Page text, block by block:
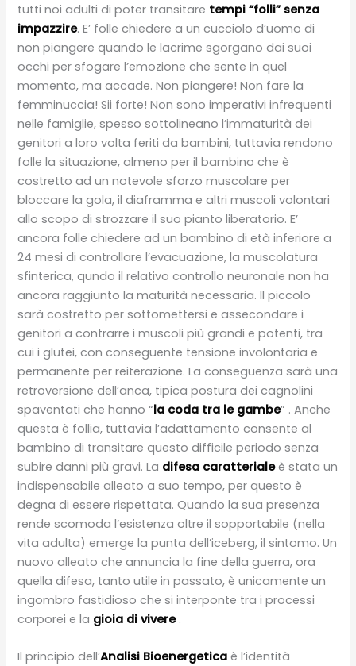
tutti noi adulti di poter transitare tempi “folli” senza
impazzire. E’ folle chiedere a un cucciolo d’uomo di
non piangere quando le lacrime sgorgano dai suoi
occhi per sfogare l’emozione che sente in quel
momento, ma accade. Non piangere! Non fare la
femminuccia! Sii forte! Non sono imperativi infrequenti
nelle famiglie, spesso sottolineano l’immaturità dei
genitori a loro volta feriti da bambini, tuttavia rendono
folle la situazione, almeno per il bambino che è
costretto ad un notevole sforzo muscolare per
bloccare la gola, il diaframma e altri muscoli volontari
allo scopo di strozzare il suo pianto liberatorio. E’
ancora folle chiedere ad un bambino di età inferiore a
24 mesi di controllare l’evacuazione, la muscolatura
sfinterica, qundo il relativo controllo neuronale non ha
ancora raggiunto la maturità necessaria. Il piccolo
sarà costretto per sottomettersi e assecondare i
genitori a contrarre i muscoli più grandi e potenti, tra
cui i glutei, con conseguente tensione involontaria e
permanente per reiterazione. La conseguenza sarà una
retroversione dell’anca, tipica postura dei cagnolini
spaventati che hanno “la coda tra le gambe” . Anche
questa è follia, tuttavia l’adattamento consente al
bambino di transitare questo difficile periodo senza
subire danni più gravi. La difesa caratterialeè stata un
indispensabile alleato a suo tempo, per questo è
degna di essere rispettata. Quando la sua presenza
rende scomoda l’esistenza oltre il sopportabile (nella
vita adulta) emerge la punta dell’iceberg, il sintomo. Un
nuovo alleato che annuncia la fine della guerra, ora
quella difesa, tanto utile in passato, è unicamente un
ingombro fastidioso che si interponte tra i processi
corporei e la gioia di vivere.
Il principio dell’Analisi Bioenergetica è l’identità